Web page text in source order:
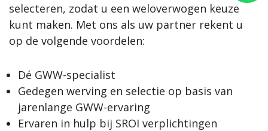
selecteren, zodat u een weloverwogen keuze
kunt maken. Met ons als uw partner rekent u
op de volgende voordelen:
Dé GWW-specialist
Gedegen werving en selectie op basis van
jarenlange GWW-ervaring
Ervaren in hulp bij SROI verplichtingen